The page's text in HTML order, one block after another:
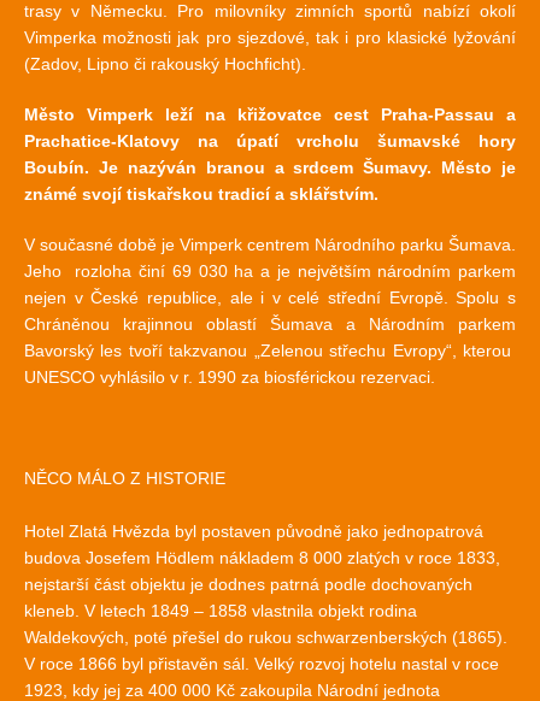
trasy v Německu. Pro milovníky zimních sportů nabízí okolí
Vimperka možnosti jak pro sjezdové, tak i pro klasické lyžování
(Zadov, Lipno či rakouský Hochficht).
Město Vimperk leží na křižovatce cest Praha-Passau a
Prachatice-Klatovy na úpatí vrcholu šumavské hory
Boubín. Je nazýván branou a srdcem Šumavy. Město je
známé svojí tiskařskou tradicí a sklářstvím.
V současné době je Vimperk centrem Národního parku Šumava.
Jeho rozloha činí 69 030 ha a je největším národním parkem
nejen v České republice, ale i v celé střední Evropě. Spolu s
Chráněnou krajinnou oblastí Šumava a Národním parkem
Bavorský les tvoří takzvanou „Zelenou střechu Evropy“, kterou
UNESCO vyhlásilo v r. 1990 za biosférickou rezervaci.
NĚCO MÁLO Z HISTORIE
Hotel Zlatá Hvězda byl postaven původně jako jednopatrová
budova Josefem Hödlem nákladem 8 000 zlatých v roce 1833,
nejstarší část objektu je dodnes patrná podle dochovaných
kleneb. V letech 1849 – 1858 vlastnila objekt rodina
Waldekových, poté přešel do rukou schwarzenberských (1865).
V roce 1866 byl přistavěn sál. Velký rozvoj hotelu nastal v roce
1923, kdy jej za 400 000 Kč zakoupila Národní jednota